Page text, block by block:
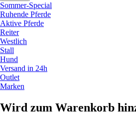
Sommer-Special
Ruhende Pferde
Aktive Pferde
Reiter
Westlich
Stall
Hund
Versand in 24h
Outlet
Marken
Wird zum Warenkorb